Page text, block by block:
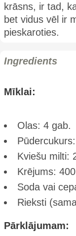
krāsns, ir tad,
bet vidus vēl ir
pieskaroties.
Ingredients
Mīklai:
Olas: 4 gab.
Kviešu milti:
Krējums:
Soda vai
Rieksti
Pārklājumam: